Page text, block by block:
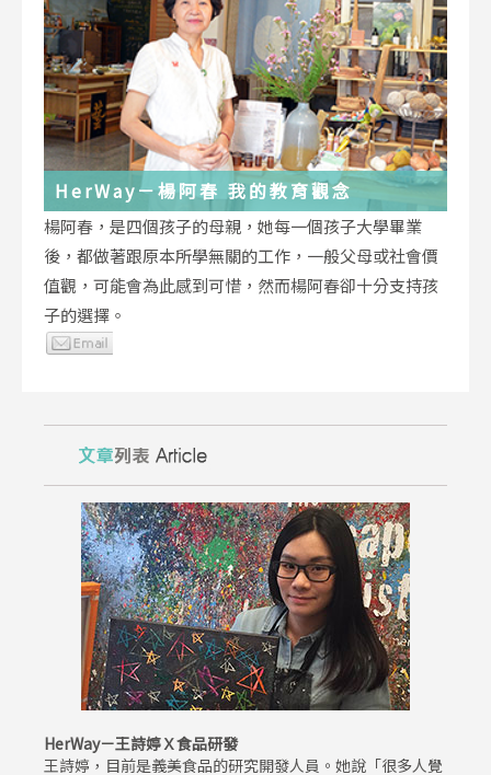
HerWay－楊阿春 我的教育觀念
楊阿春，是四個孩子的母親，她每一個孩子大學畢業
後，都做著跟原本所學無關的工作，一般父母或社會價
值觀，可能會為此感到可惜，然而楊阿春卻十分支持孩
子的選擇。
HerWay－王詩婷Ｘ食品研發
王詩婷，目前是義美食品的研究開發人員。她說「很多人覺